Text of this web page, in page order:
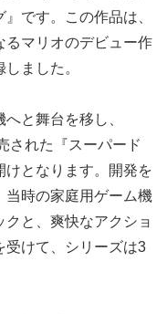
です。この作品は、
るマリオのデビュー作
ました。
と舞台を移し、
された
『スーパード
けとなります。開発を
当時の家庭用ゲーム機
と、爽快なアクショ
受けて、シリーズは3